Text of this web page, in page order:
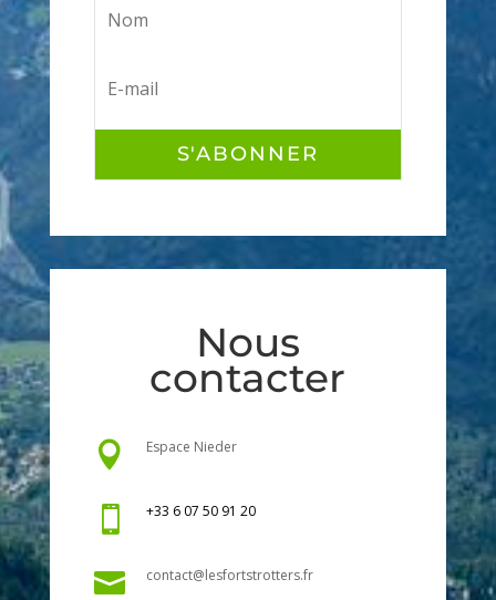
S'ABONNER
Nous
contacter
 Espace Nieder
 +33 6 07 50 91 20
 contact@lesfortstrotters.fr